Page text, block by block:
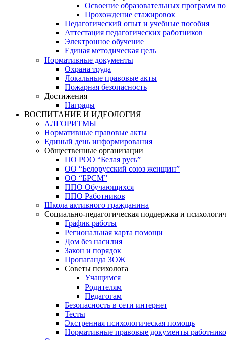
Освоение образовательных программ
Прохождение стажировок
Педагогический опыт и учебные пособия
Аттестация педагогических работников
Электронное обучение
Единая методическая цель
Нормативные документы
Охрана труда
Локальные правовые акты
Пожарная безопасность
Достижения
Награды
ВОСПИТАНИЕ И ИДЕОЛОГИЯ
АЛГОРИТМЫ
Нормативные правовые акты
Единый день информирования
Общественные организации
ПО РОО “Белая русь”
ОО “Белорусский союз женщин”
ОО “БРСМ”
ППО Обучающихся
ППО Работников
Школа активного гражданина
Социально-педагогическая поддержка и
График работы
Региональная карта помощи
Дом без насилия
Закон и порядок
Пропаганда ЗОЖ
Советы психолога
Учащимся
Родителям
Педагогам
Безопасность в сети интернет
Тесты
Экстренная психологическая помощь
Нормативные правовые документы